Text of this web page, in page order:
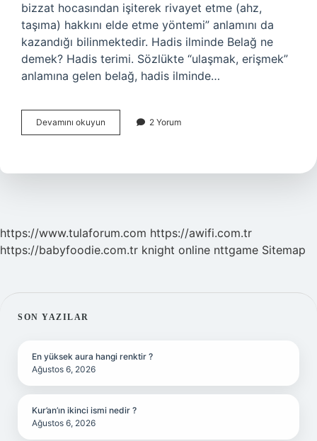
bizzat hocasından işiterek rivayet etme (ahz,
taşıma) hakkını elde etme yöntemi” anlamını da
kazandığı bilinmektedir. Hadis ilminde Belağ ne
demek? Hadis terimi. Sözlükte “ulaşmak, erişmek”
anlamına gelen belağ, hadis ilminde…
Devamını okuyun
Ilminde
Demek
2 Yorum
https://www.tulaforum.com https://awifi.com.tr
https://babyfoodie.com.tr knight online nttgame Sitemap
SIDEBAR
SON YAZILAR
En yüksek aura hangi renktir ?
Ağustos 6, 2026
Kur’an’ın ikinci ismi nedir ?
Ağustos 6, 2026